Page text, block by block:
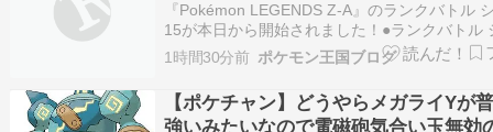
『Pokémon LEGENDS Z-A』のランクバトル
15が本日から開始されました！●ランクバトル
15【開催期間】2026年8月6日（木）15:00～
27日（木）10:59【レギュレーション】使用で
モン・みずタイプのポケモンその他の主…
1時間30分前 ポケモン王国ブログ
【ポケチャン】どうやらメガライYが
強いみたいなので電磁砲気合い玉無効